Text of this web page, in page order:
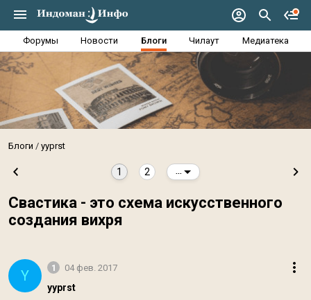
Форумы Новости Блоги Чилаут Медиатека
Блоги yyprst
1 2
Свастика - это схема искусственного
создания вихря
Y 1 04 фев. 2017
yyprst